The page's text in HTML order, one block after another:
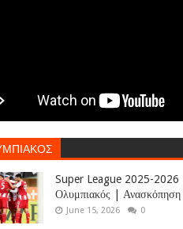
Super League 2025-2026 |
Ολυμπιακός | Ανασκόπηση
June 15, 2026 0